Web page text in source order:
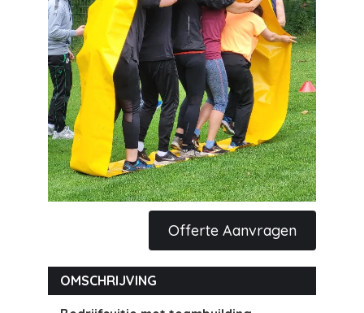
Offerte Aanvragen
OMSCHRIJVING